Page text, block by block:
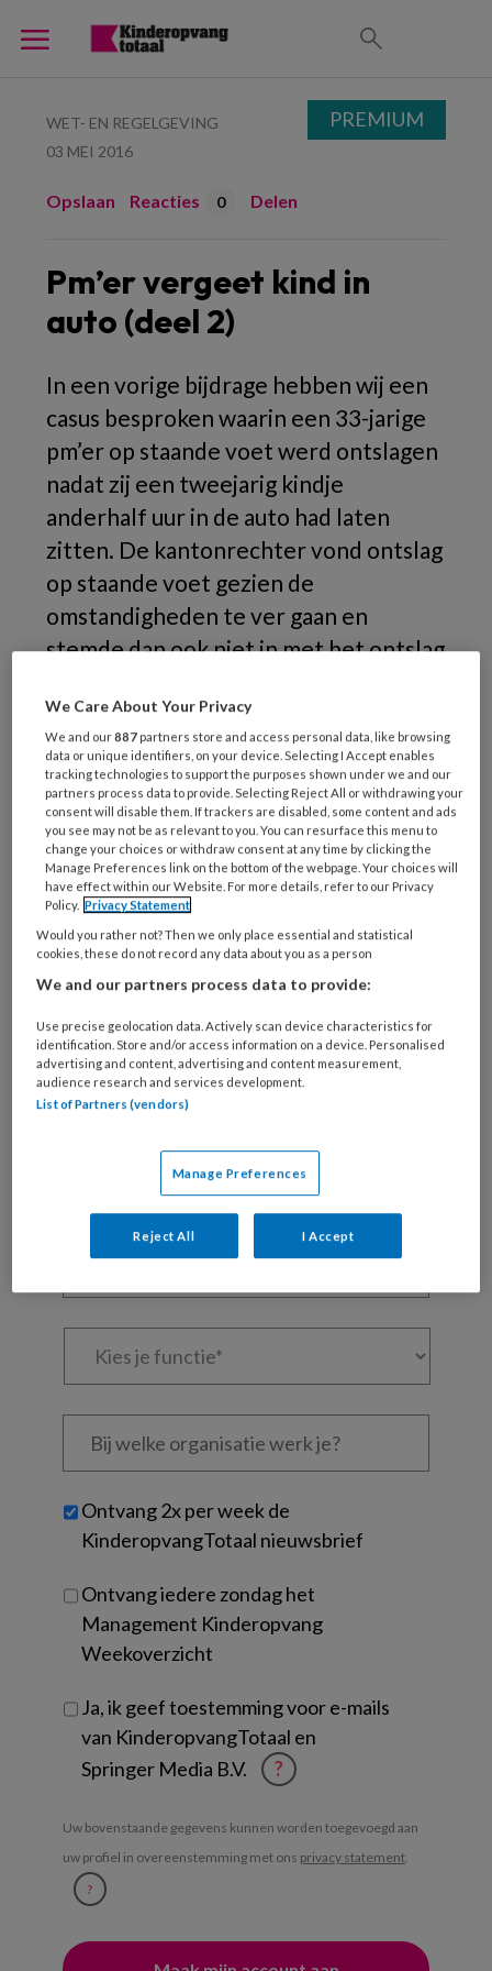
WET- EN REGELGEVING
03 MEI 2016
Opslaan Reacties 0 Delen
Pm’er vergeet kind in
auto (deel 2)
In een vorige bijdrage hebben wij een
casus besproken waarin een 33-jarige
pm’er op staande voet werd ontslagen
nadat zij een tweejarig kindje
anderhalf uur in de auto had laten
zitten. De kantonrechter vond ontslag
op staande voet gezien de
omstandigheden te ver gaan en
stemde dan ook niet in met het ontslag
ging in hoger beroep en kreeg alsnog
gelijk.
Wat
REGISTREREN
Wil je dit artikel lezen?
artikelen gratis per maand
Al een account of abonnement?
mailadres?
wachtwoord* *
Kies
Bij
welke
je?
Untitled
Ontvang 2x per week de
KinderopvangTotaal nieuwsbrief
Ontvang iedere zondag het
Management Kinderopvang
Weekoverzicht
Ja, ik geef toestemming voor e-mails
van KinderopvangTotaal en
Springer Media B.V.
?
Uw bovenstaande gegevens kunnen worden toegevoegd aan
uw profiel in overeenstemming met ons privacy statement.
?
PREMIUM
We Care About Your Privacy
We and our887 partners store and access personal data, like browsing
data or unique identifiers, on your device. Selecting I Accept enables
tracking technologies to support the purposes shown under we and our
partners process data to provide. Selecting Reject All or withdrawing your
consent will disable them. If trackers are disabled, some content and ads
you see may not be as relevant to you. You can resurface this menu to
change your choices or withdraw consent at any time by clicking the
Manage Preferences link on the bottom of the webpage. Your choices will
have effect within our Website. For more details, refer to our Privacy
Policy. Privacy Statement
Would you rather not? Then we only place essential and statistical
cookies, these do not record any data about you as a person
We and our partners process data to provide:
Use precise geolocation data. Actively scan device characteristics for
identification. Store and/or access information on a device. Personalised
advertising and content, advertising and content measurement,
audience research and services development.
List of Partners (vendors)
Manage Preferences
Reject All I Accept